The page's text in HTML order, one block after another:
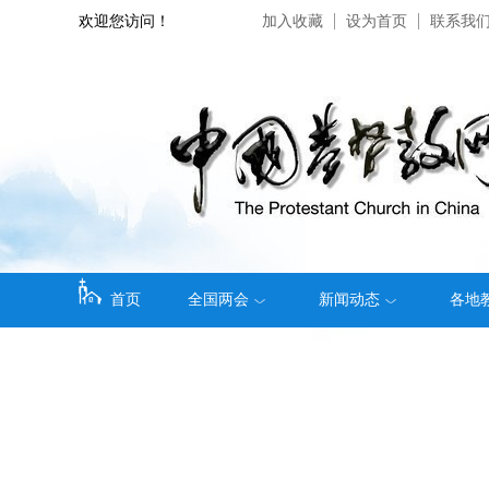
欢迎您访问！ 加入收藏 设为首页 联系我
首页 全国两会 新闻动态 各地